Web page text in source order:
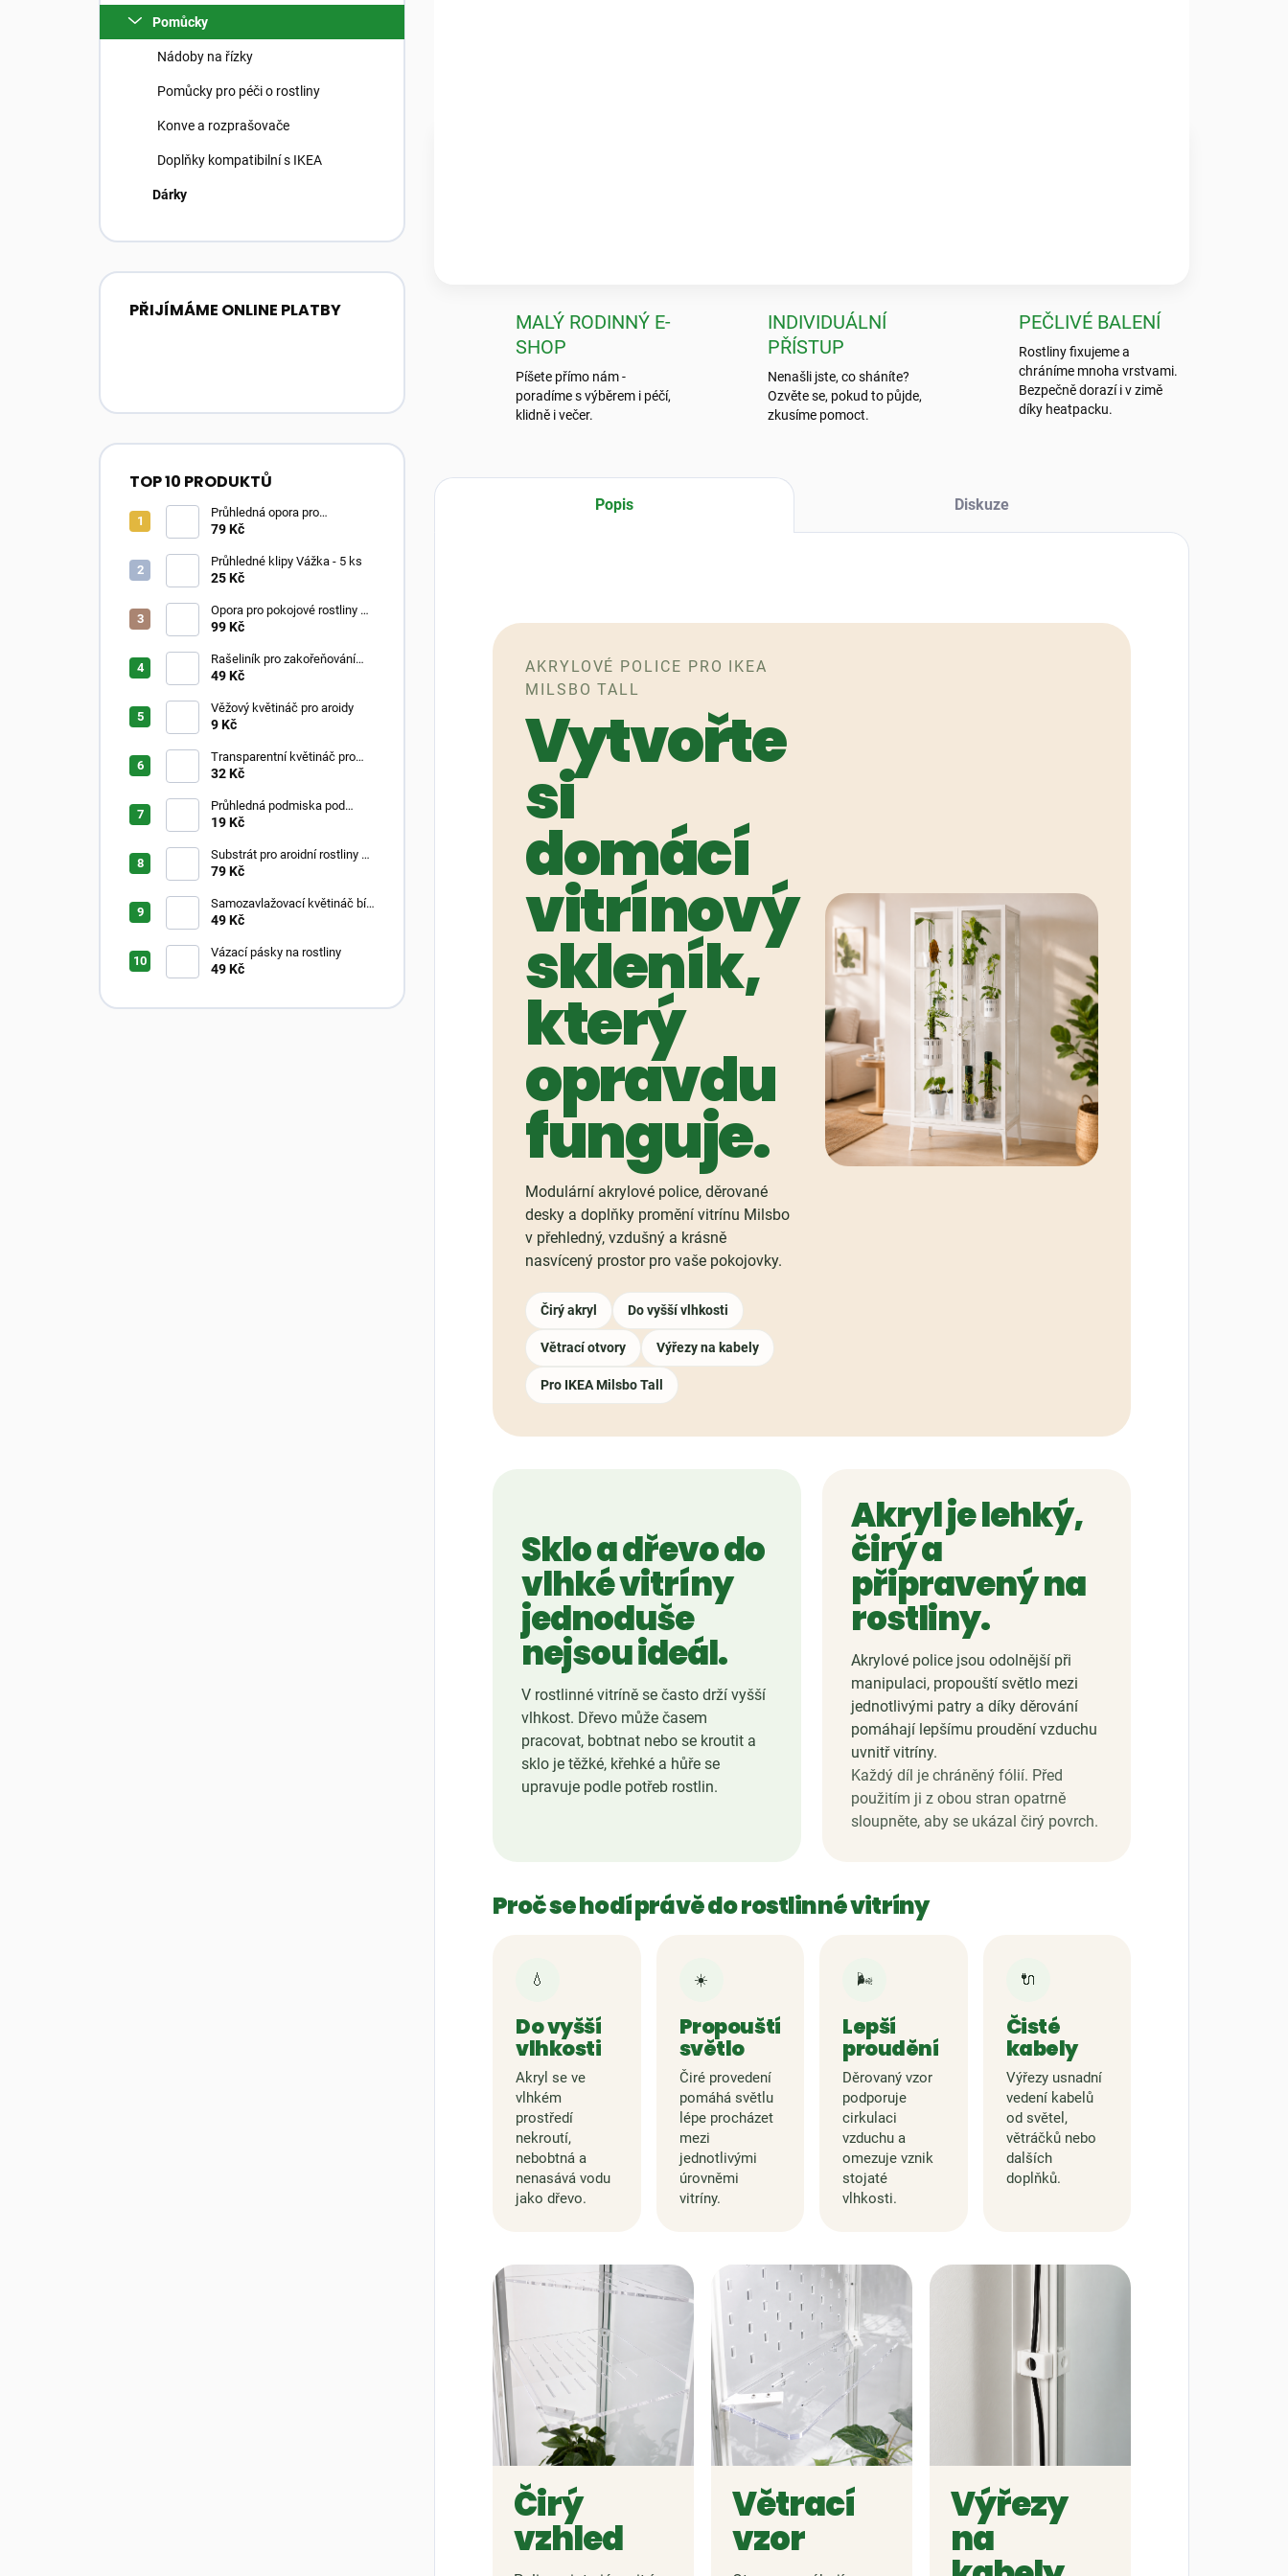
Pomůcky
Nádoby na řízky
Pomůcky pro péči o rostliny
Konve a rozprašovače
Doplňky kompatibilní s IKEA
Dárky
PŘIJÍMÁME ONLINE PLATBY
TOP 10 PRODUKTŮ
Průhledná opora pro
pokojovky ve tvaru oblouku
79 Kč
Průhledné klipy Vážka - 5 ks
25 Kč
Opora pro pokojové rostliny –
Moss Poles Classic
99 Kč
Rašeliník pro zakořeňování
řízků
49 Kč
Věžový květináč pro aroidy
9 Kč
Transparentní květináč pro
aroidy
32 Kč
Průhledná podmiska pod
květináč
19 Kč
Substrát pro aroidní rostliny –
Aroid Mix
79 Kč
Samozavlažovací květináč bílý
s průhledným vnitřkem
49 Kč
Vázací pásky na rostliny
49 Kč
MALÝ RODINNÝ E-
SHOP
Píšete přímo nám -
poradíme s výběrem i péčí,
klidně i večer.
INDIVIDUÁLNÍ
PŘÍSTUP
Nenašli jste, co sháníte?
Ozvěte se, pokud to půjde,
zkusíme pomoct.
PEČLIVÉ BALENÍ
Rostliny fixujeme a
chráníme mnoha vrstvami.
Bezpečně dorazí i v zimě
díky heatpacku.
Popis Diskuze
AKRYLOVÉ POLICE PRO IKEA
MILSBO TALL
Vytvořte
si
domácí
vitrínový
skleník,
který
opravdu
funguje.
Modulární akrylové police, děrované
desky a doplňky promění vitrínu Milsbo
v přehledný, vzdušný a krásně
nasvícený prostor pro vaše pokojovky.
Čirý akryl Do vyšší vlhkosti
Větrací otvory Výřezy na kabely
Pro IKEA Milsbo Tall
Sklo a dřevo do
vlhké vitríny
jednoduše
nejsou ideál.
V rostlinné vitríně se často drží vyšší
vlhkost. Dřevo může časem
pracovat, bobtnat nebo se kroutit a
sklo je těžké, křehké a hůře se
upravuje podle potřeb rostlin.
Akryl je lehký,
čirý a
připravený na
rostliny.
Akrylové police jsou odolnější při
manipulaci, propouští světlo mezi
jednotlivými patry a díky děrování
pomáhají lepšímu proudění vzduchu
uvnitř vitríny.
Každý díl je chráněný fólií. Před
použitím ji z obou stran opatrně
sloupněte, aby se ukázal čirý povrch.
Proč se hodí právě do rostlinné vitríny
💧
Do vyšší
vlhkosti
Akryl se ve
vlhkém
prostředí
nekroutí,
nebobtná a
nenasává vodu
jako dřevo.
☀️
Propouští
světlo
Čiré provedení
pomáhá světlu
lépe procházet
mezi
jednotlivými
úrovněmi
vitríny.
🌬️
Lepší
proudění
Děrovaný vzor
podporuje
cirkulaci
vzduchu a
omezuje vznik
stojaté
vlhkosti.
🔌
Čisté
kabely
Výřezy usnadní
vedení kabelů
od světel,
větráčků nebo
dalších
doplňků.
Čirý
vzhled
Větrací
vzor
Výřezy
na